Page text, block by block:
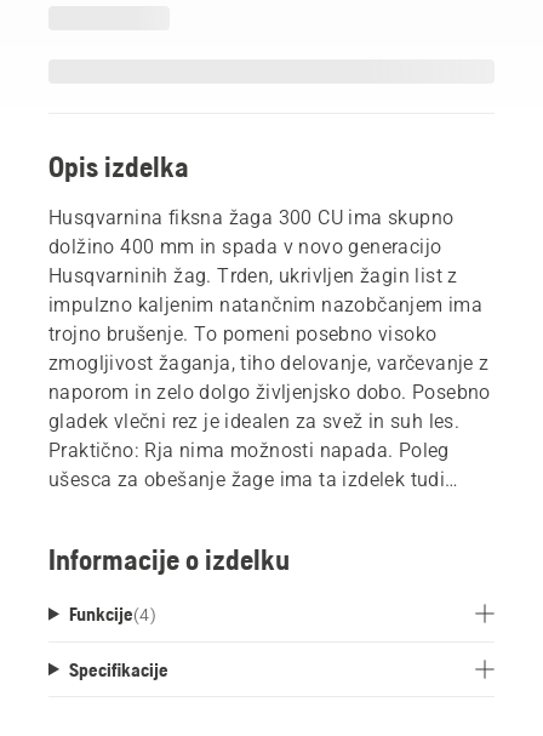
Opis izdelka
Husqvarnina fiksna žaga 300 CU ima skupno
dolžino 400 mm in spada v novo generacijo
Husqvarninih žag. Trden, ukrivljen žagin list z
impulzno kaljenim natančnim nazobčanjem ima
trojno brušenje. To pomeni posebno visoko
zmogljivost žaganja, tiho delovanje, varčevanje z
naporom in zelo dolgo življenjsko dobo. Posebno
gladek vlečni rez je idealen za svež in suh les.
Praktično: Rja nima možnosti napada. Poleg
ušesca za obešanje žage ima ta izdelek tudi
omejevalnik na koncu ročaja preprečuje, da bi
uporabno med vlečenjem in vam pomaga pri
rahlo nagnjene oblike ročaja in mehkih delov
Informacije o izdelku
Funkcije(4)
Specifikacije